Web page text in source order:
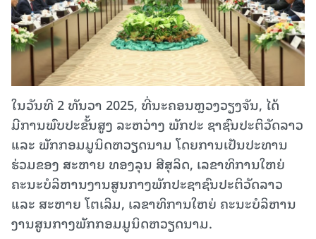
ໃນວັນທີ 2 ທັນວາ 2025, ທີ່ນະຄອນຫຼວງວຽງຈັນ, ໄດ້
ມີການພົບປະຂັ້ນສູງ ລະຫວ່າງ ພັກປະ ຊາຊົນປະຕິວັດລາວ
ແລະ ພັກກອມມູນິດຫວຽດນາມ ໂດຍການເປັນປະທານ
ຮ່ວມຂອງ ສະຫາຍ ທອງລຸນ ສີສຸລິດ, ເລຂາທິການໃຫຍ່
ຄະນະບໍລິຫານງານສູນກາງພັກປະຊາຊົນປະຕິວັດລາວ
ແລະ ສະຫາຍ ໂຕເລິມ, ເລຂາທິການໃຫຍ່ ຄະນະບໍລິຫານ
ງານສູນກາງພັກກອມມູນິດຫວຽດນາມ.